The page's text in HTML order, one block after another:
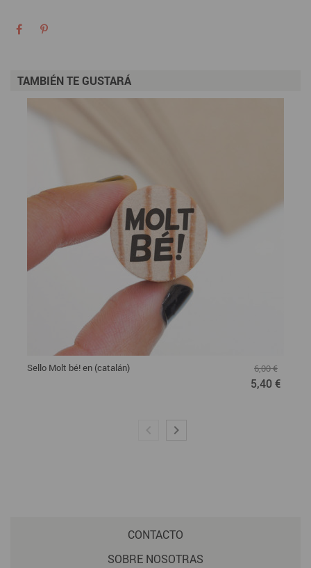
TAMBIÉN TE GUSTARÁ
Sello Molt bé! en (catalán) 6,00 €
5,40 €
CONTACTO
SOBRE NOSOTRAS